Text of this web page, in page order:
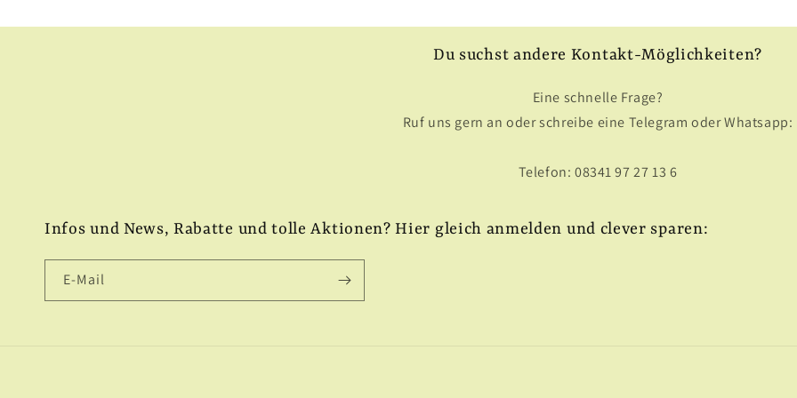
Du suchst andere Kontakt-Möglichkeiten?
Eine schnelle Frage?
Ruf uns gern an oder schreibe eine Telegram oder Whatsapp:
Telefon: 08341 97 27 13 6
Infos und News, Rabatte und tolle Aktionen? Hier gleich anmelden und clever sparen:
E-Mail